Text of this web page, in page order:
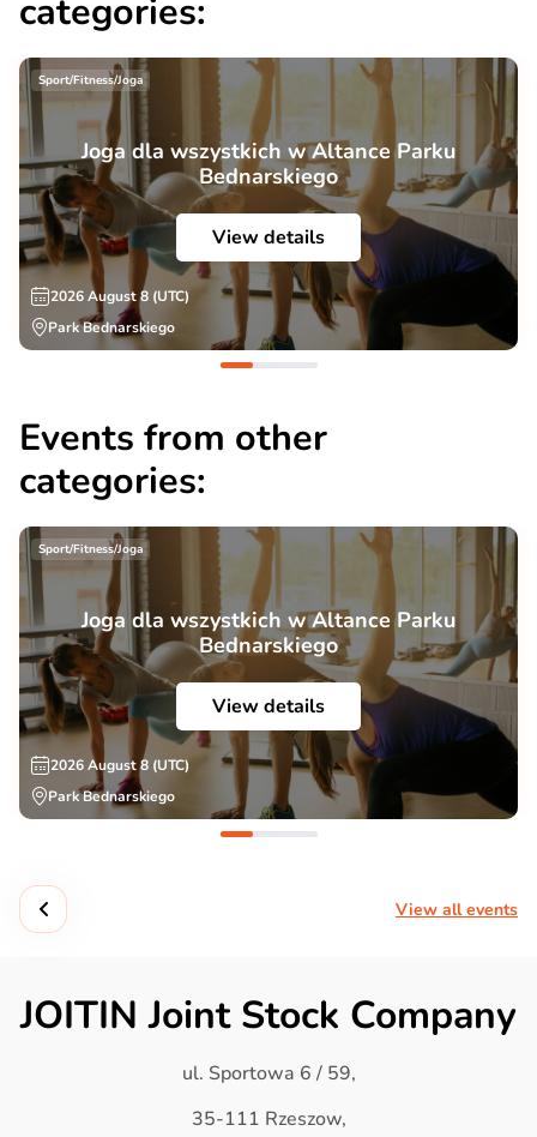
categories:
Sport/Fitness/Joga
Joga dla wszystkich w Altance Parku
Bednarskiego
View details
2026 August 8 (UTC)
Park Bednarskiego
Events from other
categories:
Sport/Fitness/Joga
Joga dla wszystkich w Altance Parku
Bednarskiego
View details
2026 August 8 (UTC)
Park Bednarskiego
View all events
JOITIN Joint Stock Company
ul. Sportowa 6 / 59,
35-111 Rzeszow,